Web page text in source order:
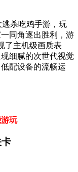
杀吃鸡手游，玩
同角逐出胜利，游
了主机级画质表
细腻的次世代视觉
配设备的流畅运
玩